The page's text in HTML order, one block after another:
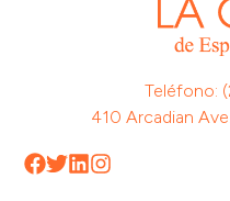
Teléfono:
410 Arcadian